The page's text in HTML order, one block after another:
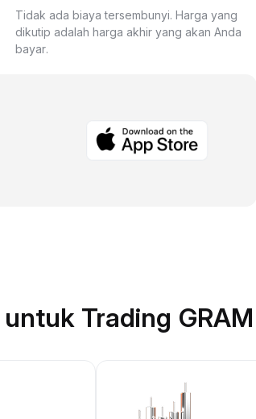
Tidak ada biaya tersembunyi. Harga yang
dikutip adalah harga akhir yang akan Anda
bayar.
Trading GRAM